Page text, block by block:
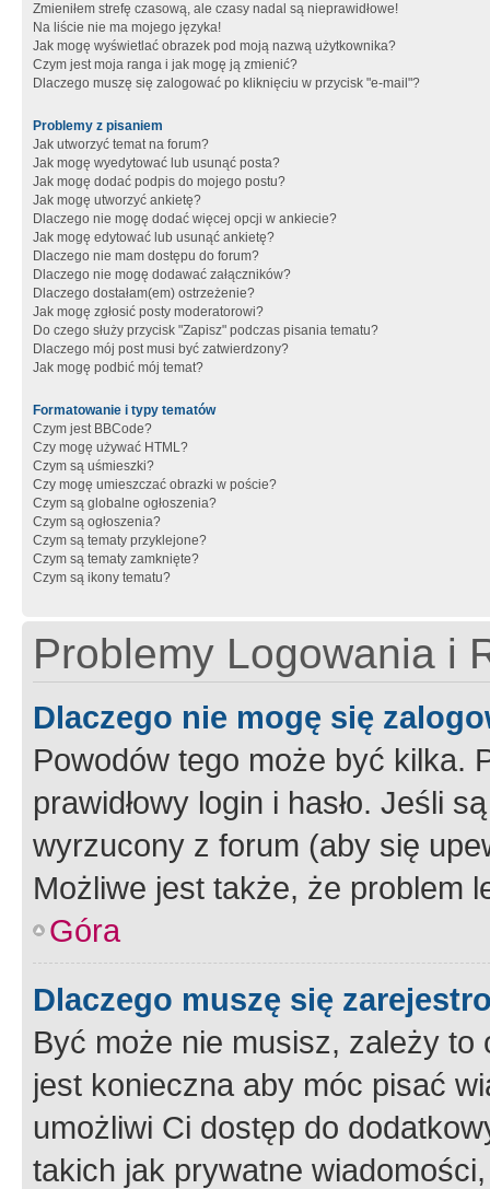
Zmieniłem strefę czasową, ale czasy nadal są nieprawidłowe!
Na liście nie ma mojego języka!
Jak mogę wyświetlać obrazek pod moją nazwą użytkownika?
Czym jest moja ranga i jak mogę ją zmienić?
Dlaczego muszę się zalogować po kliknięciu w przycisk "e-mail"?
Problemy z pisaniem
Jak utworzyć temat na forum?
Jak mogę wyedytować lub usunąć posta?
Jak mogę dodać podpis do mojego postu?
Jak mogę utworzyć ankietę?
Dlaczego nie mogę dodać więcej opcji w ankiecie?
Jak mogę edytować lub usunąć ankietę?
Dlaczego nie mam dostępu do forum?
Dlaczego nie mogę dodawać załączników?
Dlaczego dostałam(em) ostrzeżenie?
Jak mogę zgłosić posty moderatorowi?
Do czego służy przycisk "Zapisz" podczas pisania tematu?
Dlaczego mój post musi być zatwierdzony?
Jak mogę podbić mój temat?
Formatowanie i typy tematów
Czym jest BBCode?
Czy mogę używać HTML?
Czym są uśmieszki?
Czy mogę umieszczać obrazki w poście?
Czym są globalne ogłoszenia?
Czym są ogłoszenia?
Czym są tematy przyklejone?
Czym są tematy zamknięte?
Czym są ikony tematu?
Problemy Logowania i
Dlaczego nie mogę się
Powodów tego może być kilka.
prawidłowy login i hasło. Jeśli
wyrzucony z forum (aby się
Możliwe jest także, że problem
Góra
Dlaczego muszę się
Być może nie musisz, zależy
jest konieczna aby móc pisać
umożliwi Ci dostęp do
takich jak prywatne